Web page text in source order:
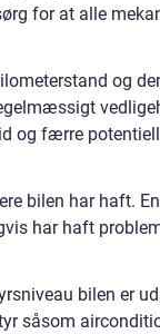
for at alle
og
og færre
bilen har haft.
har haft
bilen er
såsom